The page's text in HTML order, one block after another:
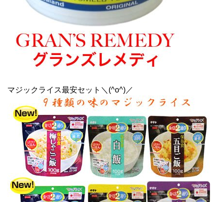
マジックライス最安セット＼(^o^)／